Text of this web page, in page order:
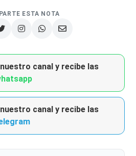
ESTA NOTA
canal y recibe las
canal y recibe las